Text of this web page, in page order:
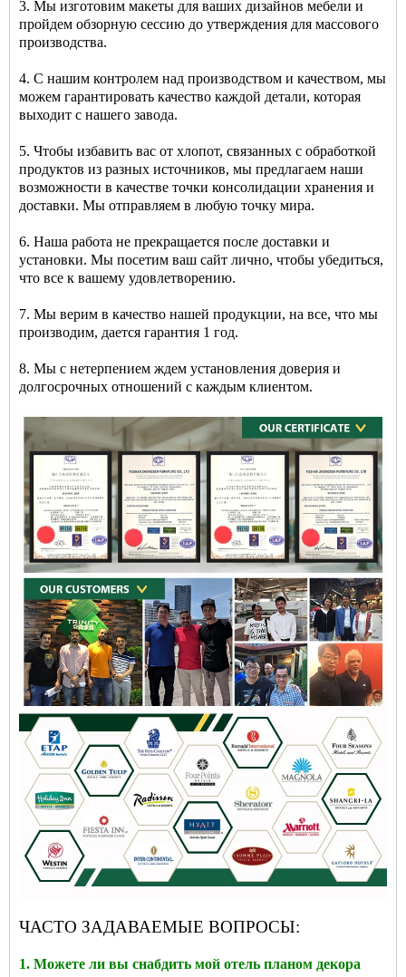
3. Мы изготовим макеты для ваших дизайнов мебели и
пройдем обзорную сессию до утверждения для массового
производства.
4. С нашим контролем над производством и качеством, мы
можем гарантировать качество каждой детали, которая
выходит с нашего завода.
5. Чтобы избавить вас от хлопот, связанных с обработкой
продуктов из разных источников, мы предлагаем наши
возможности в качестве точки консолидации хранения и
доставки. Мы отправляем в любую точку мира.
6. Наша работа не прекращается после доставки и
установки. Мы посетим ваш сайт лично, чтобы убедиться,
что все к вашему удовлетворению.
7. Мы верим в качество нашей продукции, на все, что мы
производим, дается гарантия 1 год.
8. Мы с нетерпением ждем установления доверия и
долгосрочных отношений с каждым клиентом.
ЧАСТО ЗАДАВАЕМЫЕ ВОПРОСЫ:
1. Можете ли вы снабдить мой отель планом декора